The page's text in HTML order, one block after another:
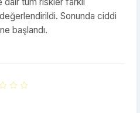
Sonunda ciddi
başlandı.